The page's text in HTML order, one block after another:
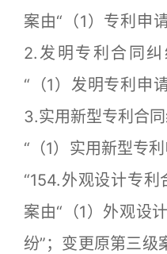
案由“（1）专利申
2.发明专利合同
“（1）发明专利申
3.实用新型专利合
“（1）实用新型专
“154.外观设计专
案由“（1）外观设
纷”；变更原第三级